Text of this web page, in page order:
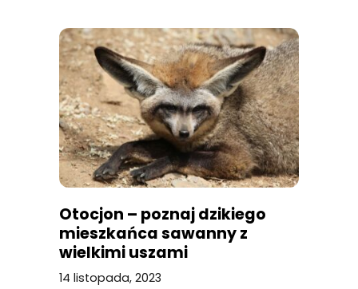
Otocjon – poznaj dzikiego
mieszkańca sawanny z
wielkimi uszami
14 listopada, 2023